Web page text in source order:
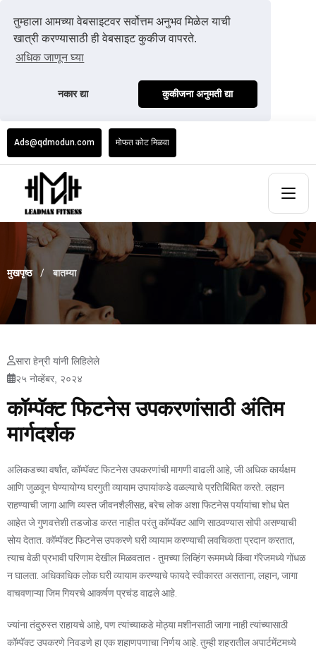
तुम्हाला आमच्या वेबसाइटवर सर्वोत्तम अनुभव मिळेल याची
खात्री करण्यासाठी ही वेबसाइट कुकीज वापरते.
अधिक जाणून घ्या
नकार द्या कुकीजना अनुमती द्या
Ads@qdmodun.com मोफत कोट मिळवा
मुखपृष्ठ बातम्या
सारा हेन्री यांनी लिहिलेले
२५ नोव्हेंबर, २०२४
कॉम्पॅक्ट फिटनेस उपकरणांसाठी अंतिम
मार्गदर्शक
अलिकडच्या वर्षांत, कॉम्पॅक्ट फिटनेस उपकरणांची मागणी वाढली आहे, जी अधिक कार्यक्षम
आणि जुळवून घेण्यायोग्य घरगुती व्यायाम उपायांकडे वळल्याचे प्रतिबिंबित करते. लहान
राहण्याची जागा आणि व्यस्त जीवनशैलीसह, बरेच लोक अशा फिटनेस पर्यायांचा शोध घेत
आहेत जे गुणवत्तेशी तडजोड करत नाहीत परंतु कॉम्पॅक्ट आणि साठवण्यास सोपी असण्याची
सोय देतात. कॉम्पॅक्ट फिटनेस उपकरणे घरी व्यायाम करण्याची लवचिकता प्रदान करतात,
त्याच वेळी प्रभावी परिणाम देखील मिळवतात - तुमच्या लिव्हिंग रूममध्ये किंवा गॅरेजमध्ये गोंधळ
न घालता. अधिकाधिक लोक घरी व्यायाम करण्याचे फायदे स्वीकारत असताना, लहान, जागा
वाचवणाऱ्या जिम गियरचे आकर्षण प्रचंड वाढले आहे.
ज्यांना तंदुरुस्त राहायचे आहे, पण त्यांच्याकडे मोठ्या मशीनसाठी जागा नाही त्यांच्यासाठी
कॉम्पॅक्ट उपकरणे निवडणे हा एक शहाणपणाचा निर्णय आहे. तुम्ही शहरातील अपार्टमेंटमध्ये